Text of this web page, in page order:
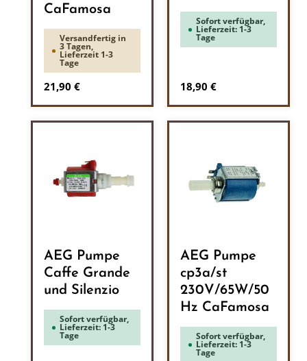
CaFamosa
Versandfertig in
3 Tagen,
Lieferzeit 1-3
Tage
Regulärer Preis:
21,90 €
Sofort verfügbar,
Lieferzeit: 1-3
Tage
Regulärer Preis:
18,90 €
AEG Pumpe
Caffe Grande
und Silenzio
Sofort verfügbar,
Lieferzeit: 1-3
Tage
AEG Pumpe
cp3a/st
230V/65W/50
Hz CaFamosa
Sofort verfügbar,
Lieferzeit: 1-3
Tage